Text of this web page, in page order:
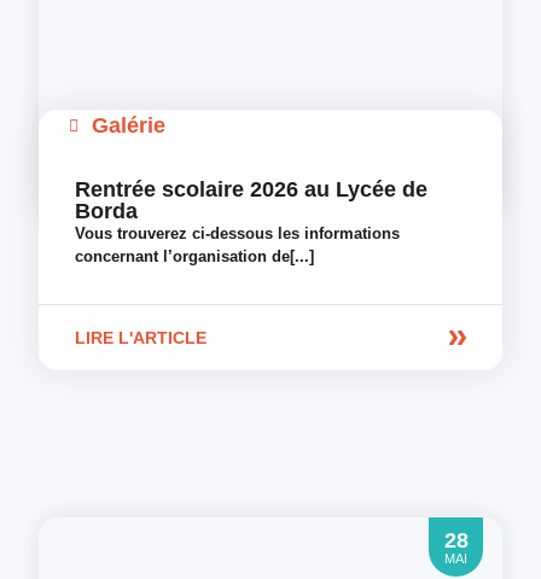
Galérie
Rentrée scolaire 2026 au Lycée de
Borda
Vous trouverez ci-dessous les informations
concernant l’organisation de[...]
LIRE L'ARTICLE
28
MAI